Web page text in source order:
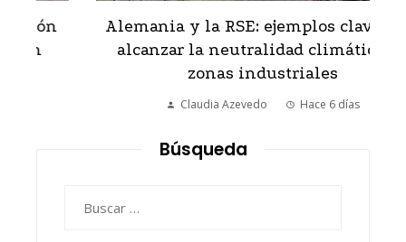
Alemania y la RSE: ejemplos clave para
alcanzar la neutralidad climática en
zonas industriales
Claudia Azevedo Hace 6 días
Búsqueda